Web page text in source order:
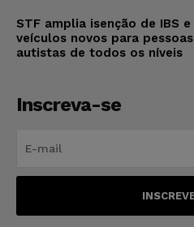
STF amplia isenção de IBS
veículos novos para
autistas de todos os níveis
Inscreva-se